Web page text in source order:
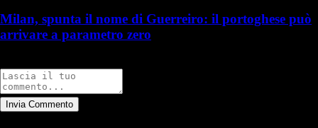
Milan, spunta il nome di Guerreiro: il portoghese può
arrivare a parametro zero
Invia Commento